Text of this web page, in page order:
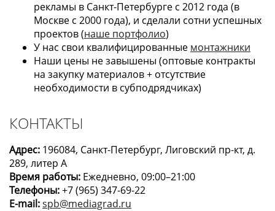
рекламы в Санкт-Петербурге с 2012 года (в
Москве с 2000 года), и сделали сотни успешных
проектов (наше портфолио)
У нас свои квалифицированные монтажники
Наши цены не завышены (оптовые контракты
на закупку материалов + отсутствие
необходимости в субподрядчиках)
КОНТАКТЫ
Адрес: 196084, Санкт-Петербург, Лиговский пр-кт, д.
289, литер А
Время работы: Ежедневно, 09:00–21:00
Телефоны:+7 (965) 347-69-22
E-mail:spb@mediagrad.ru